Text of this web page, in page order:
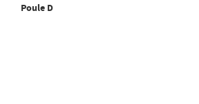
Poule D